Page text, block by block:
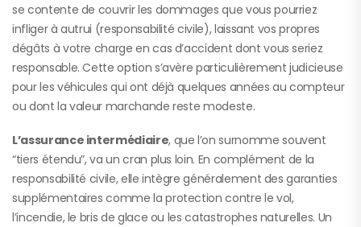
se contente de couvrir les dommages que vous pourriez
infliger à autrui (responsabilité civile), laissant vos propres
dégâts à votre charge en cas d’accident dont vous seriez
responsable. Cette option s’avère particulièrement judicieuse
pour les véhicules qui ont déjà quelques années au compteur
ou dont la valeur marchande reste modeste.
L’assurance intermédiaire, que l’on surnomme souvent
“tiers étendu”, va un cran plus loin. En complément de la
responsabilité civile, elle intègre généralement des garanties
supplémentaires comme la protection contre le vol,
l’incendie, le bris de glace ou les catastrophes naturelles. Un